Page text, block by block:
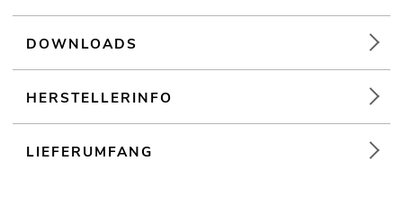
DOWNLOADS
HERSTELLERINFO
LIEFERUMFANG